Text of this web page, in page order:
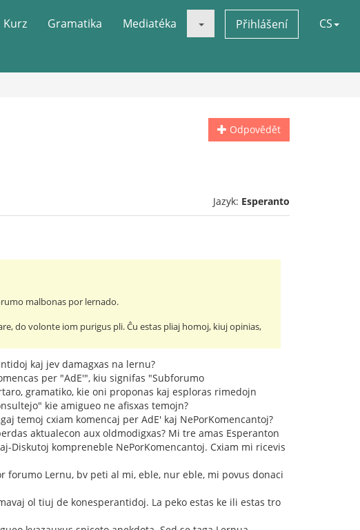
Kurz Gramatika Mediatéka Přihlášení CS
Odpovědět
Jazyk: Esperanto
malbonas por lernado.
do volonte iom purigus pli. Ĉu estas pliaj homoj, kiuj opinias,
kaj jev damagxas na lernu?
per "AdE'", kiu signifas "Subforumo
gramatiko, kie oni proponas kaj esploras rimedojn
kie amigueo ne afisxas temojn?
temoj cxiam komencaj per AdE' kaj NePorKomencantoj?
aktualecon aux oldmodigxas? Mi tre amas Esperanton
Diskutoj kompreneble NePorKomencantoj. Cxiam mi ricevis
forumo Lernu, bv peti al mi, eble, nur eble, mi povus donaci
ol tiuj de konesperantidoj. La peko estas ke ili estas tro